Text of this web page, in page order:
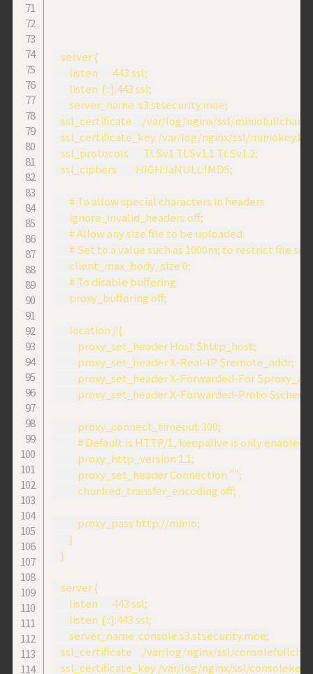
    server {
        listen       443 ssl;
        listen  [::]:443 ssl;
        server_name  s3.stsecurity.moe;
ssl_certificate     /var/log/nginx/ssl/
ssl_certificate_key /var/log/nginx/ssl/
    ssl_protocols       TLSv1 TLSv1.1 TLSv1.2;
    ssl_ciphers         HIGH:!aNULL:!MD5;
        # To allow special characters in headers
        ignore_invalid_headers off;
        # Allow any size file to be uploaded.
# Set to a value such as 1000m; to restrict file
        client_max_body_size 0;
        # To disable buffering
        proxy_buffering off;
        location / {
            proxy_set_header Host $http_host;
            proxy_set_header X-Real-IP $remote_addr;
proxy_set_header X-Forwarded-For
proxy_set_header X-Forwarded-Proto
            proxy_connect_timeout 300;
# Default is HTTP/1, keepalive is only
            proxy_http_version 1.1;
            proxy_set_header Connection "";
            chunked_transfer_encoding off;
            proxy_pass http://minio;
        }
    }
    server {
        listen       443 ssl;
        listen  [::]:443 ssl;
        server_name  console.s3.stsecurity.moe;
ssl_certificate     /var/log/nginx/ssl/
ssl_certificate_key /var/log/nginx/ssl/